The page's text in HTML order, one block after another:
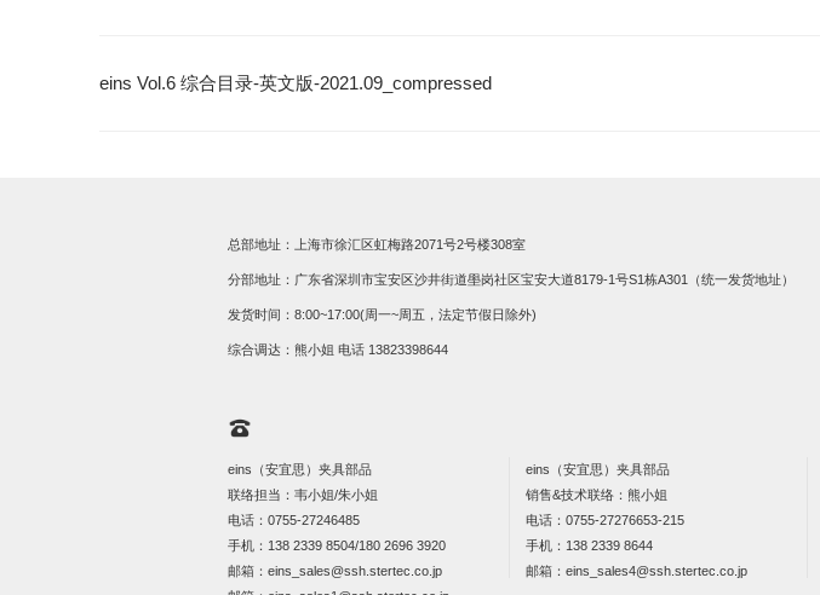
eins Vol.6 综合目录-英文版-2021.09_compressed
总部地址：上海市徐汇区虹梅路2071号2号楼308室
分部地址：广东省深圳市宝安区沙井街道壆岗社区宝安大道8179-1号S1栋A301（统一发货地址）
发货时间：8:00~17:00(周一~周五，法定节假日除外)
综合调达：熊小姐 电话 13823398644
eins（安宜思）夹具部品
联络担当：韦小姐/朱小姐
电话：0755-27246485
手机： 138 2339 8504/180 2696 3920
邮箱：eins_sales@ssh.stertec.co.jp
eins（安宜思）夹具部品
销售&技术联络：熊小姐
电话：0755-27276653-215
手机： 138 2339 8644
邮箱：eins_sales4@ssh.stertec.co.jp